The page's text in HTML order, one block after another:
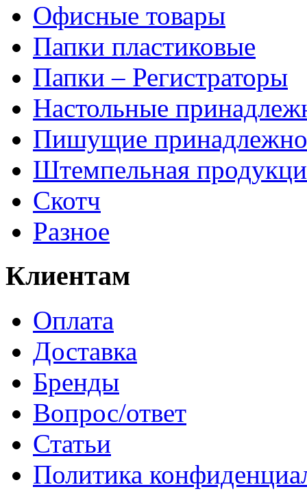
Офисные товары
Папки пластиковые
Папки – Регистраторы
Настольные
Пишущие
Штемпельная
Скотч
Разное
Клиентам
Оплата
Доставка
Бренды
Вопрос/ответ
Статьи
Политика